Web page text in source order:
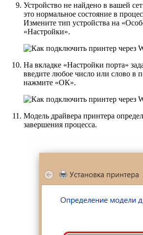
Устройство не найдено в вашей
это нормальное состояние в
Измените тип устройства на
«Настройки».
На вкладке «Настройки порта»
введите любое число или слово в
нажмите «ОК».
Модель драйвера принтера
завершения процесса.